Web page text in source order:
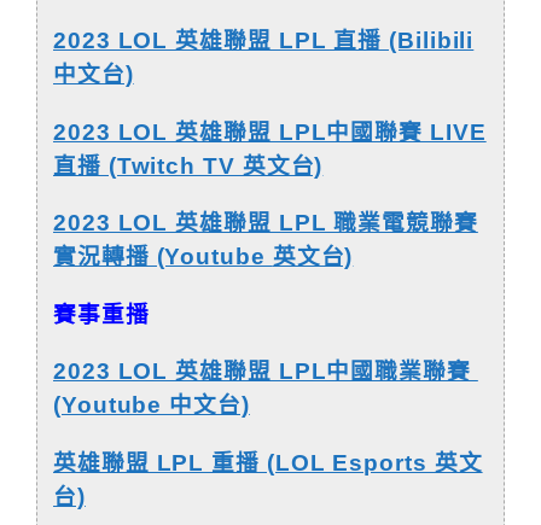
2023 LOL 英雄聯盟 LPL 直播 (Bilibili
中文台)
2023 LOL 英雄聯盟 LPL中國聯賽 LIVE
直播 (Twitch TV 英文台)
2023 LOL 英雄聯盟 LPL 職業電競聯賽
實況轉播 (Youtube 英文台)
賽事重播
2023 LOL 英雄聯盟 LPL中國職業聯賽
(Youtube 中文台)
英雄聯盟 LPL 重播 (LOL Esports 英文
台)